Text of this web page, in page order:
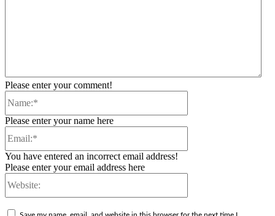
Please enter your comment!
Please enter your name here
You have entered an incorrect email address!
Please enter your email address here